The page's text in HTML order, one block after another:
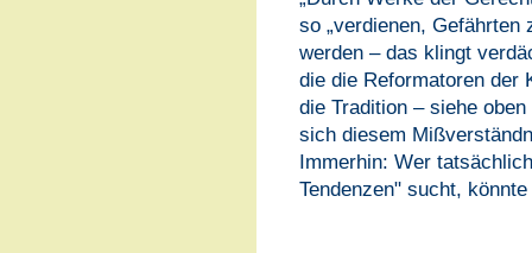
so „verdienen,
werden – das klingt
die die Reformatoren der
die Tradition – siehe
sich diesem
Immerhin: Wer
Tendenzen" sucht,